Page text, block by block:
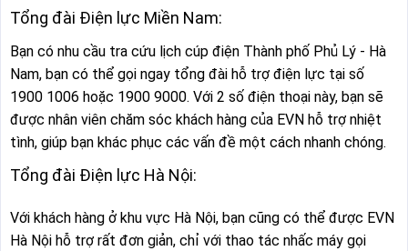
Tổng đài Điện lực Miền Nam:
Bạn có nhu cầu tra cứu lịch cúp điện Thành phố Phủ Lý - Hà
Nam, bạn có thể gọi ngay tổng đài hỗ trợ điện lực tại số
1900 1006 hoặc 1900 9000. Với 2 số điện thoại này, bạn sẽ
được nhân viên chăm sóc khách hàng của EVN hỗ trợ nhiệt
tình, giúp bạn khác phục các vấn đề một cách nhanh chóng.
Tổng đài Điện lực Hà Nội:
Với khách hàng ở khu vực Hà Nội, bạn cũng có thể được EVN
Hà Nội hỗ trợ rất đơn giản, chỉ với thao tác nhấc máy gọi